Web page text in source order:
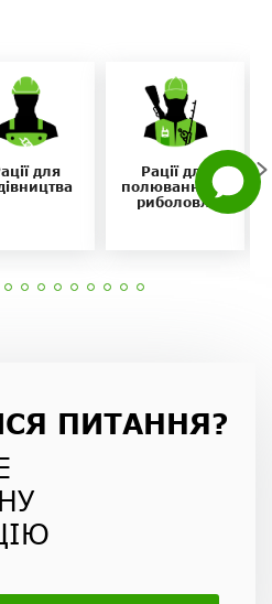
Whatsapp
Facebook
Задати
питання
для
Рації для
полювання та
риболовлі
ПИТАННЯ?